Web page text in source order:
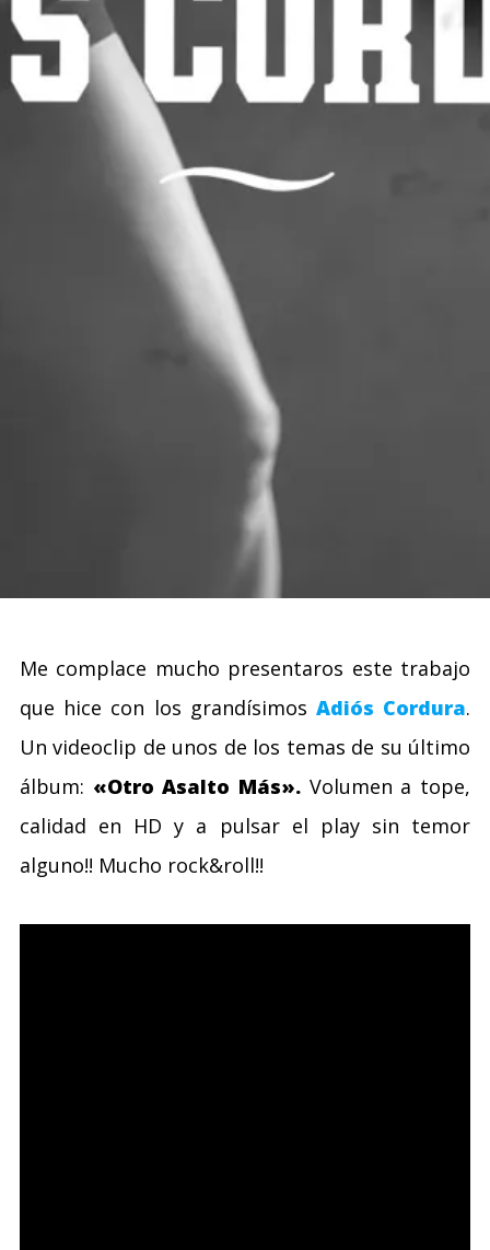
Me complace mucho presentaros este trabajo
que hice con los grandísimos Adiós Cordura.
Un videoclip de unos de los temas de su último
álbum: «Otro Asalto Más». Volumen a tope,
calidad en HD y a pulsar el play sin temor
alguno!! Mucho rock&roll!!